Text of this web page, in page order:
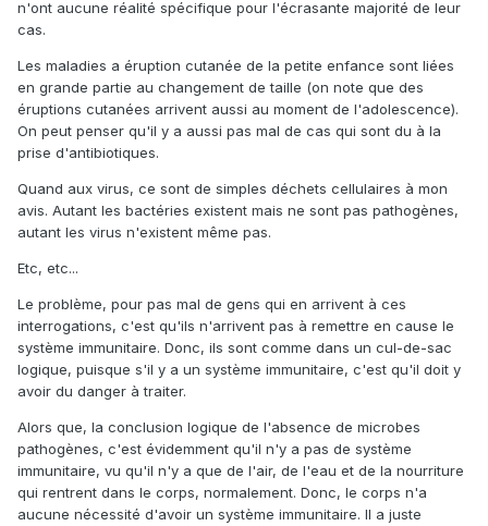
n'ont aucune réalité spécifique pour l'écrasante majorité de leur
cas.
Les maladies a éruption cutanée de la petite enfance sont liées
en grande partie au changement de taille (on note que des
éruptions cutanées arrivent aussi au moment de l'adolescence).
On peut penser qu'il y a aussi pas mal de cas qui sont du à la
prise d'antibiotiques.
Quand aux virus, ce sont de simples déchets cellulaires à mon
avis. Autant les bactéries existent mais ne sont pas pathogènes,
autant les virus n'existent même pas.
Etc, etc...
Le problème, pour pas mal de gens qui en arrivent à ces
interrogations, c'est qu'ils n'arrivent pas à remettre en cause le
système immunitaire. Donc, ils sont comme dans un cul-de-sac
logique, puisque s'il y a un système immunitaire, c'est qu'il doit y
avoir du danger à traiter.
Alors que, la conclusion logique de l'absence de microbes
pathogènes, c'est évidemment qu'il n'y a pas de système
immunitaire, vu qu'il n'y a que de l'air, de l'eau et de la nourriture
qui rentrent dans le corps, normalement. Donc, le corps n'a
aucune nécessité d'avoir un système immunitaire. Il a juste